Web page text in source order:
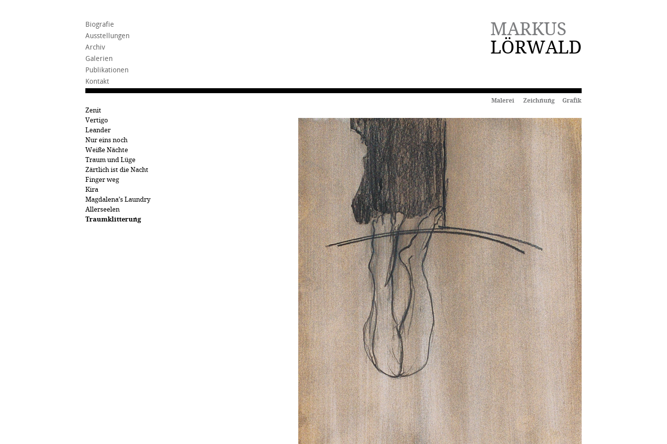
MARKUS
LÖRWALD
Biografie
Ausstellungen
Archiv
Galerien
Publikationen
Kontakt
Malerei Zeichnung Grafik
Zenit
Vertigo
Leander
Nur eins noch
Weiße Nächte
Traum und Lüge
Zärtlich ist die Nacht
Finger weg
Kira
Magdalena’s Laundry
Allerseelen
Traumklitterung